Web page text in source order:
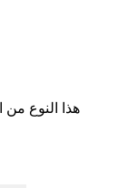
هذا النوع من